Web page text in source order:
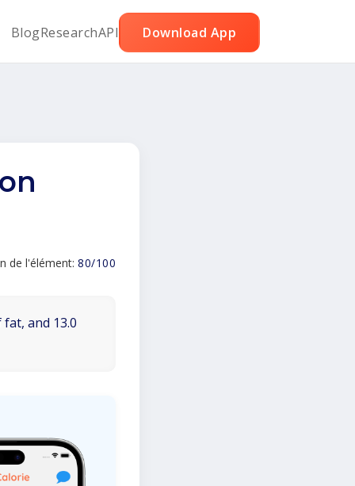
BlogResearchAPI Download App
de l'élément: 80/100
and 13.0